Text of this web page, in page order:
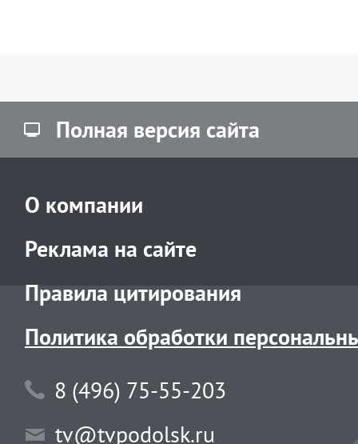
Полная версия сайта
О компании
Реклама на сайте
Правила цитирования
Политика обработки
8 (496) 75-55-203
tv@tvpodolsk.ru